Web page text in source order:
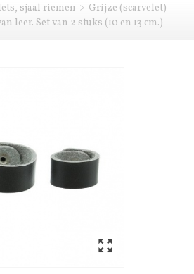
sjaal riemen > Grijze (scarvelet)
leer. Set van 2 stuks (10 en 13 cm.)